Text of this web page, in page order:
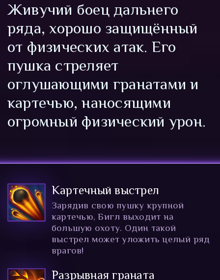
Живучий боец дальнего
ряда, хорошо защищённый
от физических атак. Его
пушка стреляет
оглушающими гранатами и
картечью, наносящими
огромный физический урон.
Картечный выстрел
Зарядив свою пушку крупной
картечью, Бигл выходит на
большую охоту. Один такой
выстрел может уложить целый ряд
врагов!
Разрывная граната